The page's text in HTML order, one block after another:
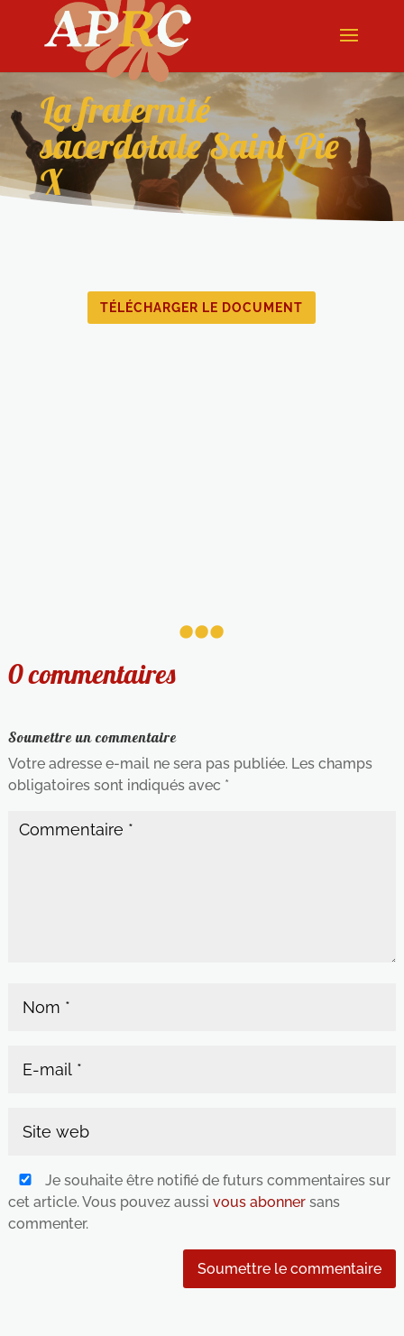
La fraternité
sacerdotale Saint Pie
X
TÉLÉCHARGER LE DOCUMENT
...
0 commentaires
Soumettre un commentaire
Votre adresse e-mail ne sera pas publiée. Les champs
obligatoires sont indiqués avec *
Je souhaite être notifié de futurs commentaires sur
cet article. Vous pouvez aussi vous abonnersans
commenter.
Soumettre le commentaire